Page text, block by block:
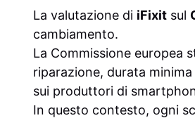
La valutazione di iFixit sul
cambiamento.
La Commissione europea
riparazione, durata
sui produttori di
In questo contesto, ogni